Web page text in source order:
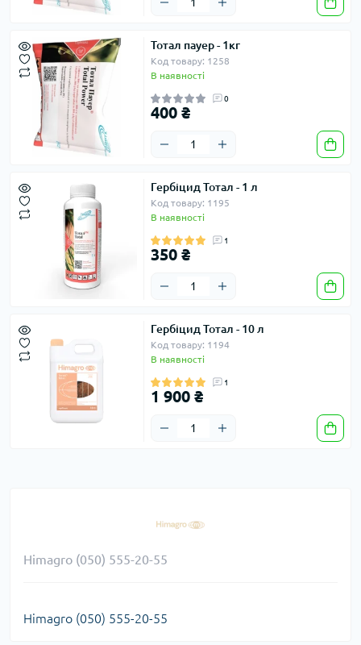
Тотал пауер - 1кг
Код товару: 1258
В наявності
0
400 ₴
Гербіцид Тотал - 1 л
Код товару: 1195
В наявності
1
350 ₴
Гербіцид Тотал - 10 л
Код товару: 1194
В наявності
1
1 900 ₴
Himagro (050) 555-20-55
Himagro (050) 555-20-55